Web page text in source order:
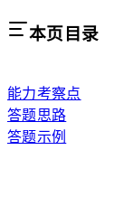
本页目录
能力考察点
答题思路
答题示例